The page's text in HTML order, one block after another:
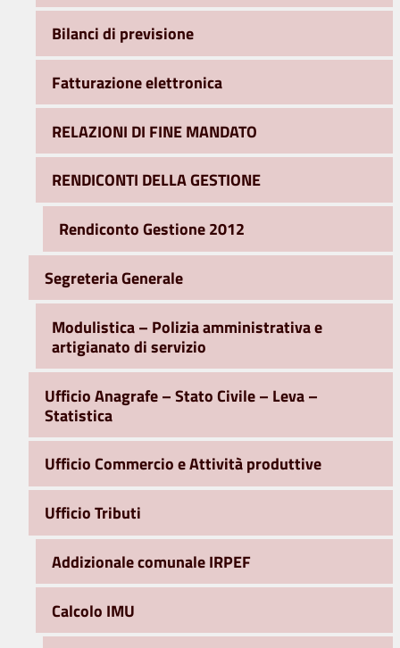
Bilanci di previsione
Fatturazione elettronica
RELAZIONI DI FINE MANDATO
RENDICONTI DELLA GESTIONE
Rendiconto Gestione 2012
Segreteria Generale
Modulistica – Polizia amministrativa e
artigianato di servizio
Ufficio Anagrafe – Stato Civile – Leva –
Statistica
Ufficio Commercio e Attività produttive
Ufficio Tributi
Addizionale comunale IRPEF
Calcolo IMU